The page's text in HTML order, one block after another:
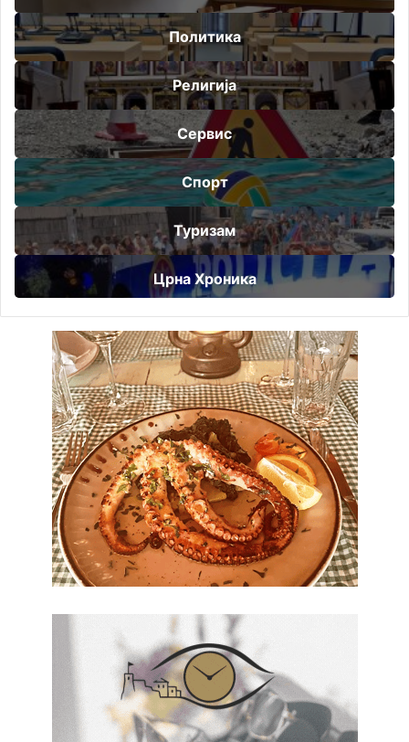
Политика
Религија
Сервис
Спорт
Туризам
Црна Хроника